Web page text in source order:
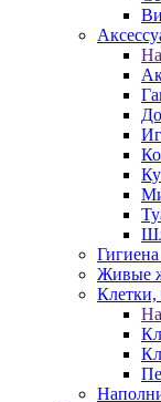
Живые
Клетки,